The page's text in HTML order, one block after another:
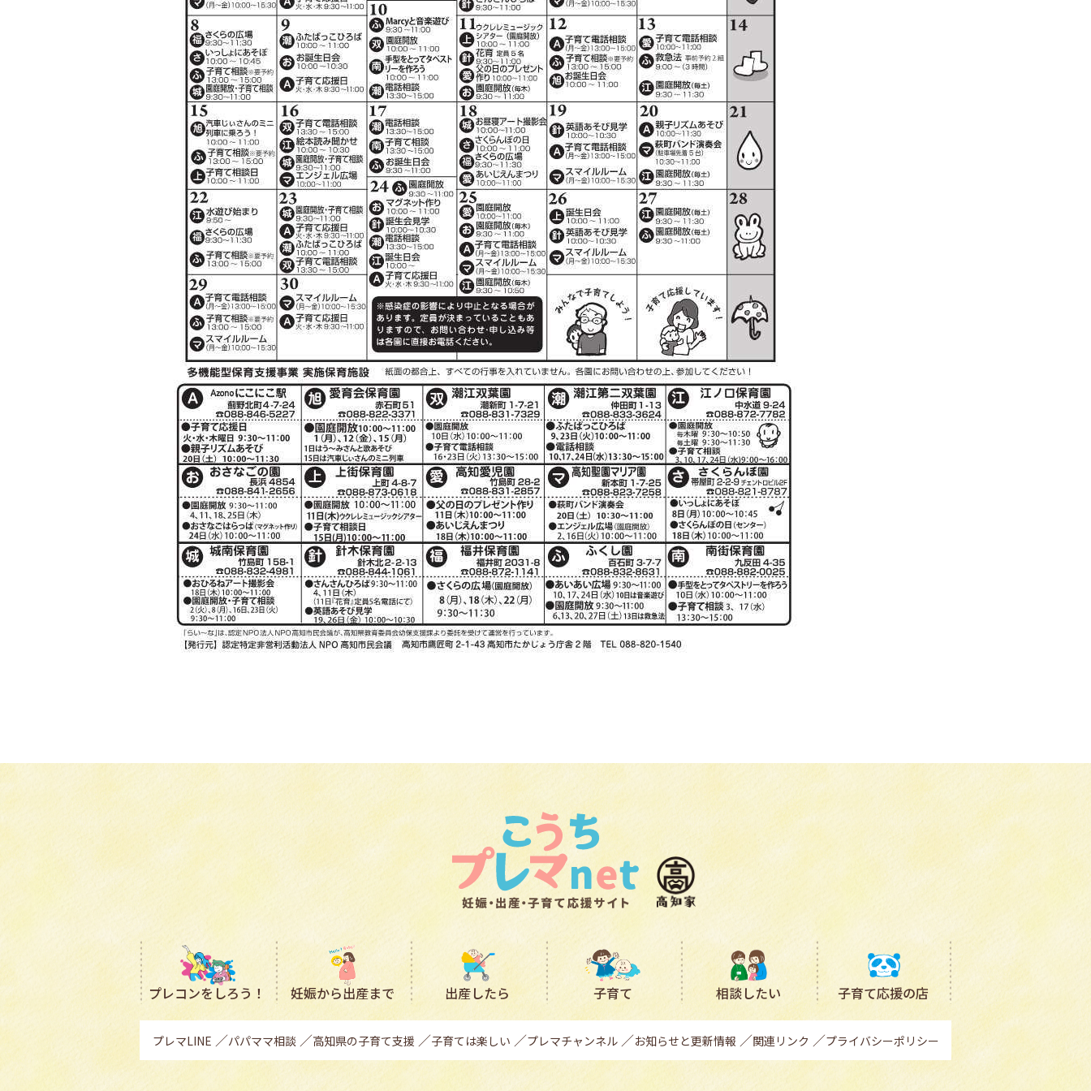
プレコンをしろう！ 妊娠から出産まで 出産したら 子育て 相談したい 子育て応援の店
プレマLINE パパママ相談 高知県の子育て支援 子育ては楽しい プレマチャンネル お知らせと更新情報 関連リンク プライバシーポリシー